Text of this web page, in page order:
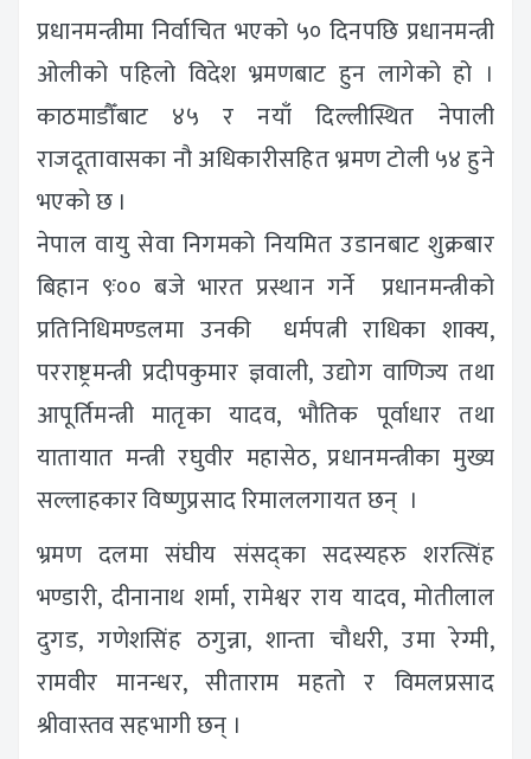
प्रधानमन्त्रीमा निर्वाचित भएको ५० दिनपछि प्रधानमन्त्री
ओलीको पहिलो विदेश भ्रमणबाट हुन लागेको हो ।
काठमाडौँबाट ४५ र नयाँ दिल्लीस्थित नेपाली
राजदूतावासका नौ अधिकारीसहित भ्रमण टोली ५४ हुने
भएको छ ।
नेपाल वायु सेवा निगमको नियमित उडानबाट शुक्रबार
बिहान ९ः०० बजे भारत प्रस्थान गर्ने प्रधानमन्त्रीको
प्रतिनिधिमण्डलमा उनकी धर्मपत्नी राधिका शाक्य,
परराष्ट्रमन्त्री प्रदीपकुमार ज्ञवाली, उद्योग वाणिज्य तथा
आपूर्तिमन्त्री मातृका यादव, भौतिक पूर्वाधार तथा
यातायात मन्त्री रघुवीर महासेठ, प्रधानमन्त्रीका मुख्य
सल्लाहकार विष्णुप्रसाद रिमाललगायत छन् ।
भ्रमण दलमा संघीय संसद्का सदस्यहरु शरत्सिंह
भण्डारी, दीनानाथ शर्मा, रामेश्वर राय यादव, मोतीलाल
दुगड, गणेशसिंह ठगुन्ना, शान्ता चौधरी, उमा रेग्मी,
रामवीर मानन्धर, सीताराम महतो र विमलप्रसाद
श्रीवास्तव सहभागी छन् ।